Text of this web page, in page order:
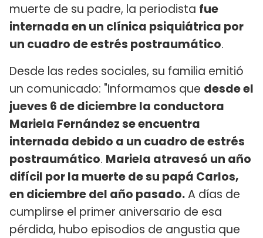
muerte de su padre, la periodista fue
internada en un clínica psiquiátrica por
un cuadro de estrés postraumático.
Desde las redes sociales, su familia emitió
un comunicado: "Informamos que desde el
jueves 6 de diciembre la conductora
Mariela Fernández se encuentra
internada debido a un cuadro de estrés
postraumático. Mariela atravesó un año
difícil por la muerte de su papá Carlos,
en diciembre del año pasado.A días de
cumplirse el primer aniversario de esa
pérdida, hubo episodios de angustia que